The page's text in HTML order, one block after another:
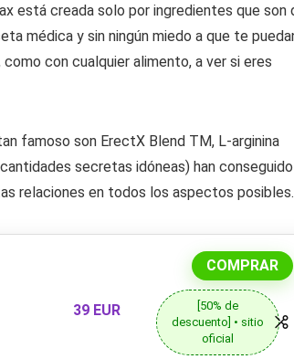
está creada solo por ingredientes que son
médica y sin ningún miedo a que te
con cualquier alimento, a ver si eres
famoso son ErectX Blend TM, L-arginina
secretas idóneas) han conseguido
relaciones en todos los aspectos posibles.
39 EUR
COMPRAR
[50% de
descuento] • sitio
oficial